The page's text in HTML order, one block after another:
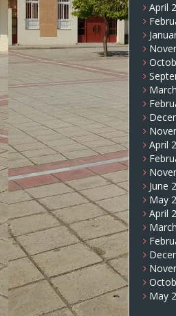
April
April
June
May
April
May